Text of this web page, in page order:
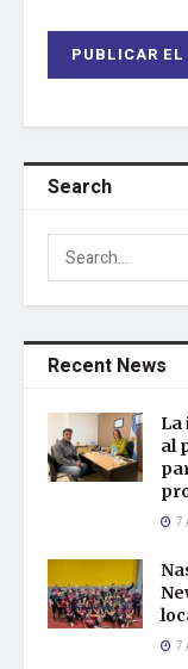
Search
Recent News
La
al
7
7